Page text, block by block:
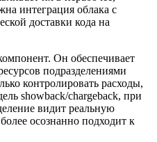
интеграция облака с
доставки кода на
Он обеспечивает
подразделениями
контролировать расходы,
showback/chargeback, при
видит реальную
осознанно подходит к